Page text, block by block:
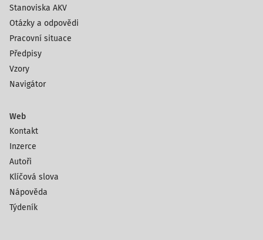
Stanoviska AKV
Otázky a odpovědi
Pracovní situace
Předpisy
Vzory
Navigátor
Web
Kontakt
Inzerce
Autoři
Klíčová slova
Nápověda
Týdeník